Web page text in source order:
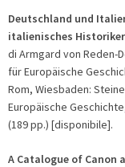
Deutschland und
italienisches
di Armgard von Reden-
für Europäische
Rom, Wiesbaden:
Europäische
(189 pp.) [disponibile].
A Catalogue of Canon